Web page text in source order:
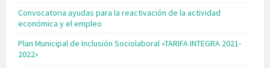
Convocatoria ayudas para la reactivación de la actividad
económica y el empleo
Plan Municipal de Inclusión Sociolaboral «TARIFA INTEGRA 2021-
2022»